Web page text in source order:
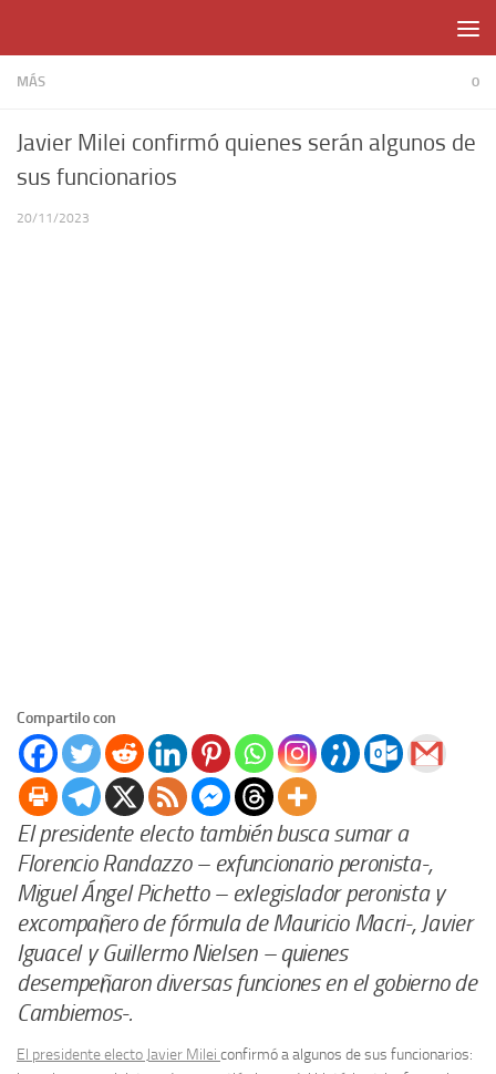
MÁS 0
Javier Milei confirmó quienes serán algunos de
sus funcionarios
20/11/2023
Compartilo con
El presidente electo también busca sumar a
Florencio Randazzo – exfuncionario peronista-,
Miguel Ángel Pichetto – exlegislador peronista y
excompañero de fórmula de Mauricio Macri-, Javier
Iguacel y Guillermo Nielsen – quienes
desempeñaron diversas funciones en el gobierno de
Cambiemos-.
El presidente electo Javier Milei confirmó a algunos de sus funcionarios: